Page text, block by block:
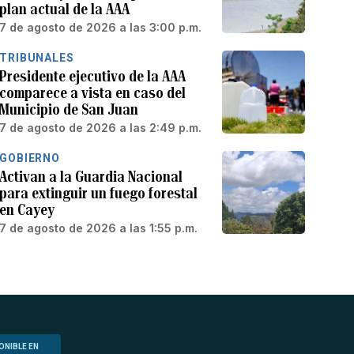
plan actual de la AAA
7 de agosto de 2026 a las 3:00 p.m.
TRIBUNALES
Presidente ejecutivo de la AAA
comparece a vista en caso del
Municipio de San Juan
7 de agosto de 2026 a las 2:49 p.m.
GOBIERNO
Activan a la Guardia Nacional
para extinguir un fuego forestal
en Cayey
7 de agosto de 2026 a las 1:55 p.m.
EN